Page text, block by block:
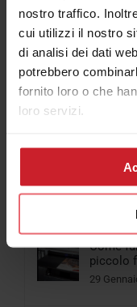
nostro traffico.
cui utilizzi il nostro
di analisi dei dati
potrebbero
fornito loro o che
loro servizi.
Articolo più letti
Cosa
06 Aprile
Come
piccolo
29